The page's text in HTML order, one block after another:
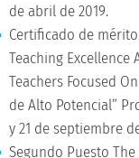
de abril de 2019.
Certificado de
Teaching Excellence
Teachers Focused
de Alto Potencial”
y 21 de septiembre
Segundo Puesto